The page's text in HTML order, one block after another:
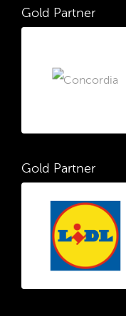
Gold Partner
Gold Partner